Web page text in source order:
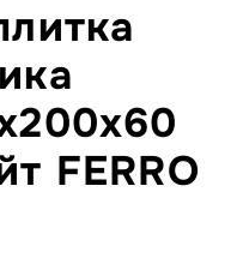
FERRO